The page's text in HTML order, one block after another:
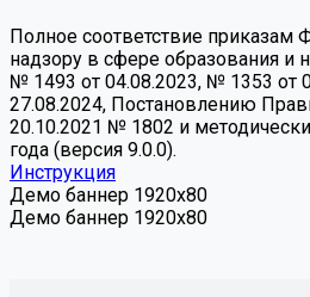
Полное соответствие
надзору в сфере образования и
№ 1493 от 04.08.2023, № 1353 от
27.08.2024, Постановлению
20.10.2021 № 1802 и
года (версия 9.0.0).
Инструкция
Демо баннер 1920x80
Демо баннер 1920x80